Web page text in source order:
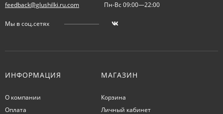
feedback@glushilki.ru.com Пн-Вс 09:00—22:00
Мы в соц.сетях
ИНФОРМАЦИЯ
О компании
Оплата
МАГАЗИН
Корзина
Личный кабинет